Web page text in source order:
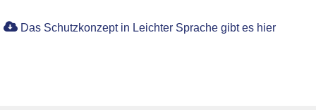
Das Schutzkonzept in Leichter Sprache gibt es hier